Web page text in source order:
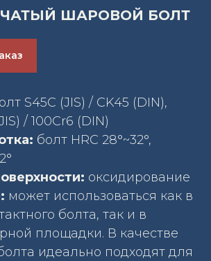
ШАРОВОЙ БОЛТ
S45C (JIS) / CK45 (DIN),
/ 100Cr6 (DIN)
болт HRC 28°~32°,
оксидирование
может использоваться как в
болта, так и в
площадки. В качестве
идеально подходят для